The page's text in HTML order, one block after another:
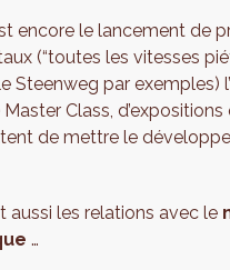
encore le lancement de
(“toutes les vitesses
Steenweg par exemples)
Master Class,
de mettre le
aussi les relations avec le
…